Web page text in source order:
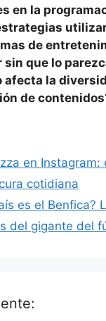
en la
de
sin que lo
afecta la
de
en Instagram:
cotidiana
es el Benfica?
del gigante del